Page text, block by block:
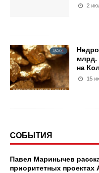
2
млрд.
на
15
СОБЫТИЯ
Павел Маринычев
приоритетных